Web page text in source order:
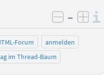
negativ
–
Forum
anmelden
im Thread-Baum